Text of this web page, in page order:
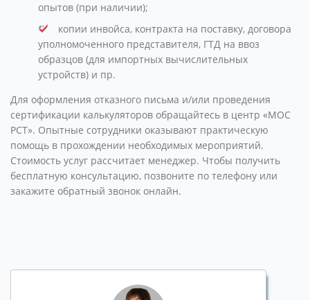
опытов (при наличии);
копии инвойса, контракта на поставку, договора
уполномоченного представителя, ГТД на ввоз
образцов (для импортных вычислительных
устройств) и пр.
Для оформления отказного письма и/или проведения
сертификации калькуляторов обращайтесь в центр «МОС
РСТ». Опытные сотрудники оказывают практическую
помощь в прохождении необходимых мероприятий.
Стоимость услуг рассчитает менеджер. Чтобы получить
бесплатную консультацию, позвоните по телефону или
закажите обратный звонок онлайн.